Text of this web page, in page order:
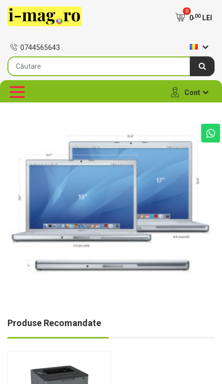
0
0,00LEI
0744565643
Cont
Produse Recomandate